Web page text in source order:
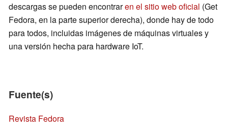
descargas se pueden encontraren el sitio web oficial (Get
Fedora, en la parte superior derecha), donde hay de todo
para todos, incluidas imágenes de máquinas virtuales y
una versión hecha para hardware IoT.
Fuente(s)
Revista Fedora